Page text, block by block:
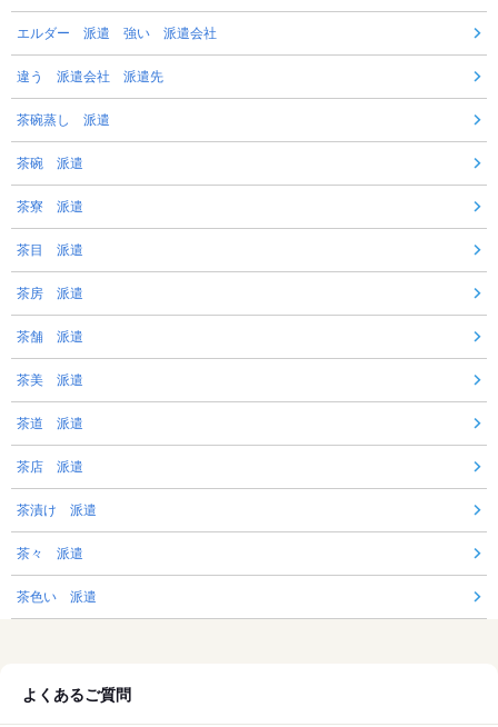
エルダー 派遣 強い 派遣会社
違う 派遣会社 派遣先
茶碗蒸し 派遣
茶碗 派遣
茶寮 派遣
茶目 派遣
茶房 派遣
茶舗 派遣
茶美 派遣
茶道 派遣
茶店 派遣
茶漬け 派遣
茶々 派遣
茶色い 派遣
よくあるご質問